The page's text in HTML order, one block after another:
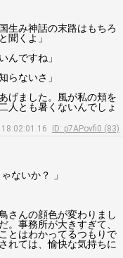
生み神話の末路はもちろ
聞くよ」
んですね」
らないさ」
げました。風が私の頬を
人とも暑くないんでしょ
ID: p7APovfi0 (83)
ないか？ 」
さんの顔色が変わりまし
事務所が大きすぎて、
とはわかってるつもりで
れては、愉快な気持ちに